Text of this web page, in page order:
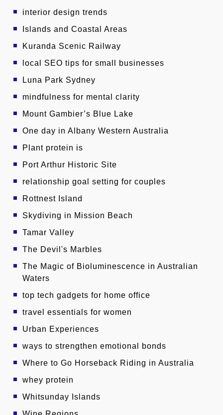
interior design trends
Islands and Coastal Areas
Kuranda Scenic Railway
local SEO tips for small businesses
Luna Park Sydney
mindfulness for mental clarity
Mount Gambier’s Blue Lake
One day in Albany Western Australia
Plant protein is
Port Arthur Historic Site
relationship goal setting for couples
Rottnest Island
Skydiving in Mission Beach
Tamar Valley
The Devil's Marbles
The Magic of Bioluminescence in Australian
Waters
top tech gadgets for home office
travel essentials for women
Urban Experiences
ways to strengthen emotional bonds
Where to Go Horseback Riding in Australia
whey protein
Whitsunday Islands